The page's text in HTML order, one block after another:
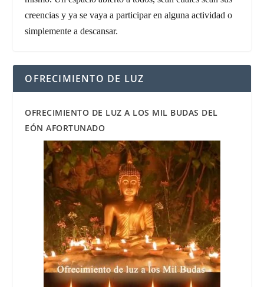
creencias y ya se vaya a participar en alguna actividad o
simplemente a descansar.
OFRECIMIENTO DE LUZ
OFRECIMIENTO DE LUZ A LOS MIL BUDAS DEL
EÓN AFORTUNADO